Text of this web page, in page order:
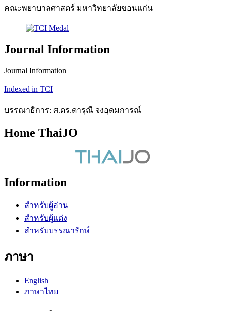
คณะพยาบาลศาสตร์ มหาวิทยาลัยขอนแก่น
Journal Information
Journal Information
Indexed in TCI
บรรณาธิการ: ศ.ดร.ดารุณี จงอุดมการณ์
Home ThaiJO
Information
สำหรับผู้อ่าน
สำหรับผู้แต่ง
สำหรับบรรณารักษ์
ภาษา
English
ภาษาไทย